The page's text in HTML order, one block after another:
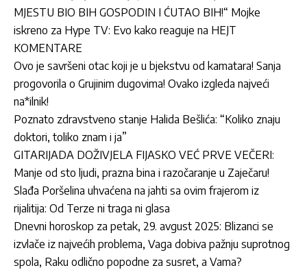
MJESTU BIO BIH GOSPODIN I ĆUTAO BIH!“ Mojke
iskreno za Hype TV: Evo kako reaguje na HEJT
KOMENTARE
Ovo je savršeni otac koji je u bjekstvu od kamatara! Sanja
progovorila o Grujinim dugovima! Ovako izgleda najveći
na*ilnik!
Poznato zdravstveno stanje Halida Bešlića: “Koliko znaju
doktori, toliko znam i ja”
GITARIJADA DOŽIVJELA FIJASKO VEĆ PRVE VEČERI:
Manje od sto ljudi, prazna bina i razočaranje u Zaječaru!
Slađa Poršelina uhvaćena na jahti sa ovim frajerom iz
rijalitija: Od Terze ni traga ni glasa
Dnevni horoskop za petak, 29. avgust 2025: Blizanci se
izvlače iz najvećih problema, Vaga dobiva pažnju suprotnog
spola, Raku odlično popodne za susret, a Vama?